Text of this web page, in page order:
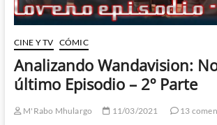
CINE Y TV CÓMIC
Analizando Wandavision:
último Episodio – 2º Parte
M'Rabo Mhulargo 11/03/2021
13